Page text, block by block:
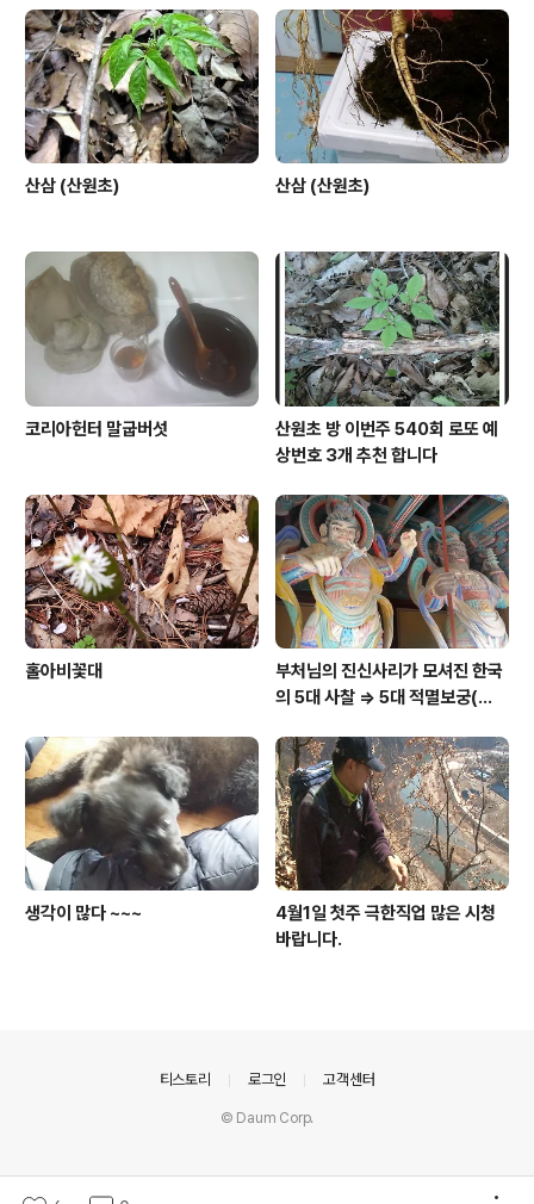
산삼 (산원초) 산삼 (산원초)
코리아헌터 말굽버섯
산원초 방 이번주 540회 로또 예
상번호 3개 추천 합니다
홀아비꽃대
부처님의 진신사리가 모셔진 한국
의 5대 사찰 => 5대 적멸보궁(寂
생각이 많다 ~~~
4월1일 첫주 극한직업 많은 시청
바랍니다.
티스토리 로그인 고객센터
© Daum Corp.